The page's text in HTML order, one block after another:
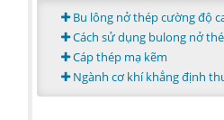
Bu lông nở thép cường độ
Cách sử dụng bulong nở
Cáp thép mạ kẽm
Ngành cơ khí khẳng định